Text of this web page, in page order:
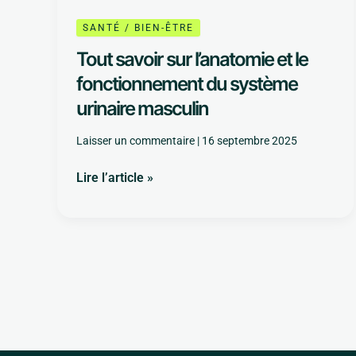
SANTÉ / BIEN-ÊTRE
Tout savoir sur l’anatomie et le
fonctionnement du système
urinaire masculin
Laisser un commentaire | 16 septembre 2025
Lire l’article »